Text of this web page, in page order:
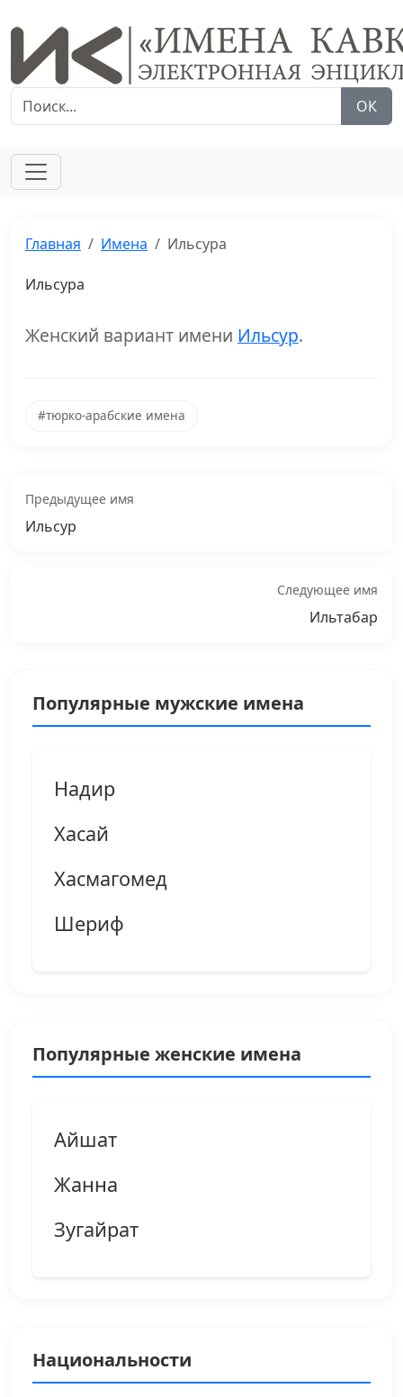
ОК
Главная Имена Ильсура
Ильсура
Женский вариант имени Ильсур.
#тюрко-арабские имена
Предыдущее имя
Ильсур
Следующее имя
Ильтабар
Популярные мужские имена
Надир
Хасай
Хасмагомед
Шериф
Популярные женские имена
Айшат
Жанна
Зугайрат
Национальности